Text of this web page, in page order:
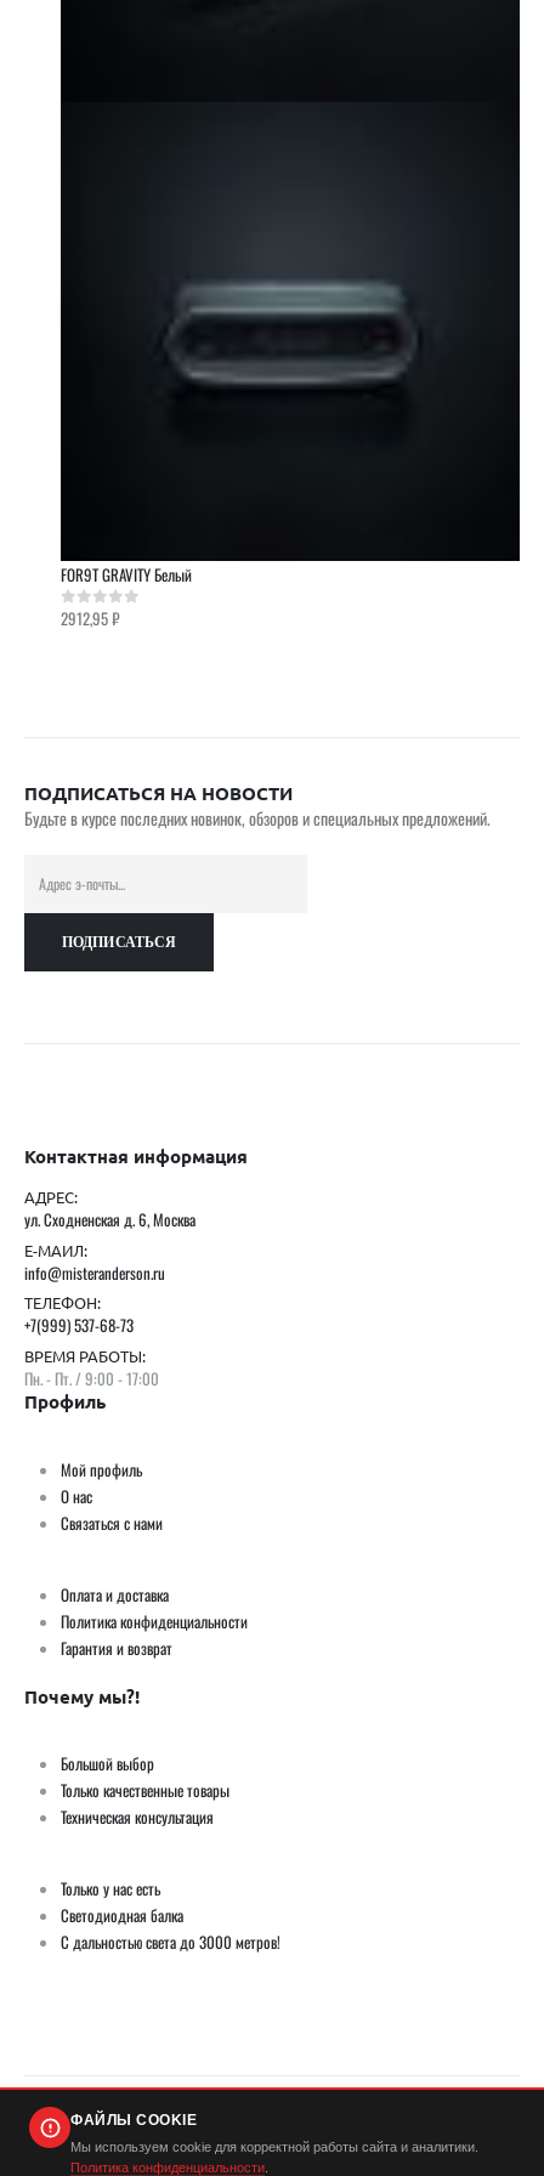
FOR9T GRAVITY Белый
0out of 5
2912,95₽
ПОДПИСАТЬСЯ НА НОВОСТИ
Будьте в курсе последних новинок, обзоров и специальных предложений.
Контактная информация
АДРЕС:
ул. Сходненская д. 6, Москва
Е-МАИЛ:
info@misteranderson.ru
ТЕЛЕФОН:
+7(999) 537-68-73
ВРЕМЯ РАБОТЫ:
Пн. - Пт. / 9:00 - 17:00
Профиль
Мой профиль
О нас
Связаться с нами
Оплата и доставка
Политика конфиденциальности
Гарантия и возврат
Почему мы?!
Большой выбор
Только качественные товары
Техническая консультация
Только у нас есть
Светодиодная балка
С дальностью света до 3000 метров!
© Демич ИП (ИНН 501724446420) / Мистер Андерсон 2026. Все права защищены
ФАЙЛЫ COOKIE
Мы используем cookie для корректной работы сайта и аналитики.
Политика конфиденциальности